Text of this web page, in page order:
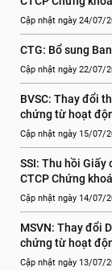
Cập nhật ngày 24/07/
CTG: Bổ sung
Cập nhật ngày 22/07/
BVSC: Thay đổi
chứng từ hoạt
Cập nhật ngày 15/07/
SSI: Thu hồi
CTCP Chứng
Cập nhật ngày 14/07/
MSVN: Thay đổi
chứng từ hoạt
Cập nhật ngày 13/07/